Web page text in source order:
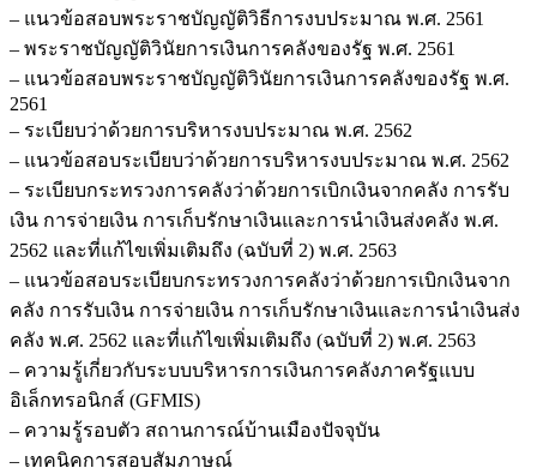
– แนวข้อสอบพระราชบัญญัติวิธีการงบประมาณ พ.ศ. 2561
– พระราชบัญญัติวินัยการเงินการคลังของรัฐ พ.ศ. 2561
– แนวข้อสอบพระราชบัญญัติวินัยการเงินการคลังของรัฐ พ.ศ.
2561
– ระเบียบว่าด้วยการบริหารงบประมาณ พ.ศ. 2562
– แนวข้อสอบระเบียบว่าด้วยการบริหารงบประมาณ พ.ศ. 2562
– ระเบียบกระทรวงการคลังว่าด้วยการเบิกเงินจากคลัง การรับ
เงิน การจ่ายเงิน การเก็บรักษาเงินและการนำเงินส่งคลัง พ.ศ.
2562 และที่แก้ไขเพิ่มเติมถึง (ฉบับที่ 2) พ.ศ. 2563
– แนวข้อสอบระเบียบกระทรวงการคลังว่าด้วยการเบิกเงินจาก
คลัง การรับเงิน การจ่ายเงิน การเก็บรักษาเงินและการนำเงินส่ง
คลัง พ.ศ. 2562 และที่แก้ไขเพิ่มเติมถึง (ฉบับที่ 2) พ.ศ. 2563
– ความรู้เกี่ยวกับระบบบริหารการเงินการคลังภาครัฐแบบ
อิเล็กทรอนิกส์ (GFMIS)
– ความรู้รอบตัว สถานการณ์บ้านเมืองปัจจุบัน
– เทคนิคการสอบสัมภาษณ์